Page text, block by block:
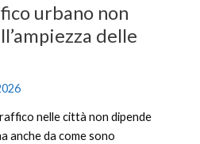
urbano non
delle
nelle città non dipende
anche da come sono